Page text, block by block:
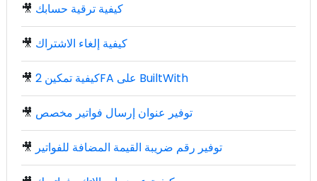
🎥 كيفية ترقية حسابك
🎥 كيفية إلغاء الاشتراك
🎥 كيفية تمكين 2FA على BuiltWith
🎥 توفير عنوان إرسال فواتير مخصص
🎥 توفير رقم ضريبة القيمة المضافة للفواتير